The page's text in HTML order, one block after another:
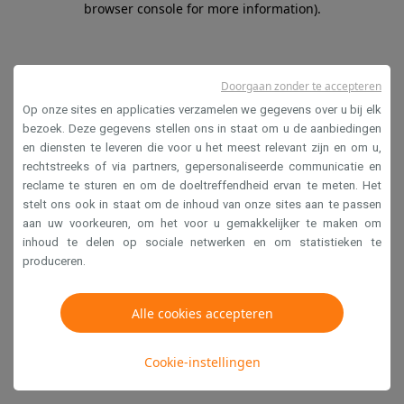
browser console for more information).
Op onze sites en applicaties verzamelen we gegevens over u bij elk
bezoek. Deze gegevens stellen ons in staat om u de aanbiedingen
en diensten te leveren die voor u het meest relevant zijn en om u,
rechtstreeks of via partners, gepersonaliseerde communicatie en
reclame te sturen en om de doeltreffendheid ervan te meten. Het
stelt ons ook in staat om de inhoud van onze sites aan te passen
aan uw voorkeuren, om het voor u gemakkelijker te maken om
inhoud te delen op sociale netwerken en om statistieken te
produceren.
Alle cookies accepteren
Cookie-instellingen
Doorgaan zonder te accepteren